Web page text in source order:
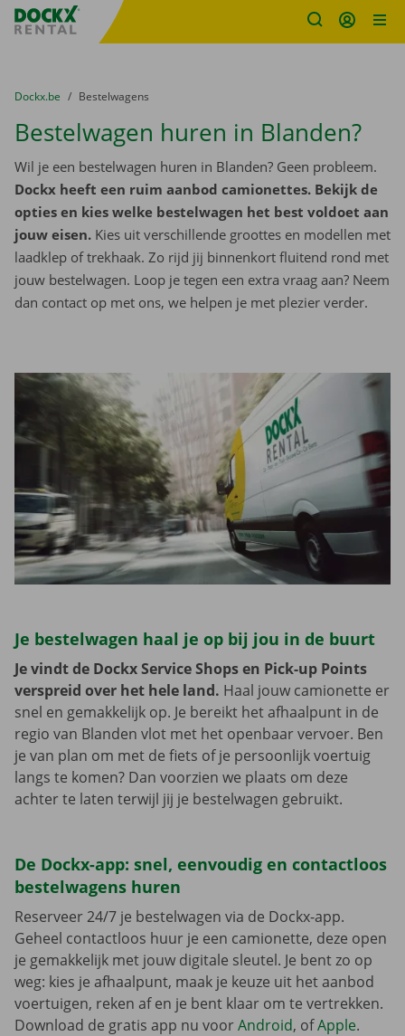
Fratello DEMO
U bevindt zich hier:
van
Dockx.be naar
Bestelwagens
Bestelwagen huren in Blanden?
Wil je een bestelwagen huren in Blanden? Geen probleem.
Dockx heeft een ruim aanbod camionettes. Bekijk de
opties en kies welke bestelwagen het best voldoet aan
jouw eisen. Kies uit verschillende groottes en modellen met
laadklep of trekhaak. Zo rijd jij binnenkort fluitend rond met
jouw bestelwagen. Loop je tegen een extra vraag aan? Neem
dan contact op met ons, we helpen je met plezier verder.
Je bestelwagen haal je op bij jou in de buurt
Je vindt de Dockx Service Shops en Pick-up Points
verspreid over het hele land. Haal jouw camionette er
snel en gemakkelijk op. Je bereikt het afhaalpunt in de
regio van Blanden vlot met het openbaar vervoer. Ben
je van plan om met de fiets of je persoonlijk voertuig
langs te komen? Dan voorzien we plaats om deze
achter te laten terwijl jij je bestelwagen gebruikt.
De Dockx-app: snel, eenvoudig en contactloos
bestelwagens huren
Reserveer 24/7 je bestelwagen via de Dockx-app.
Geheel contactloos huur je een camionette, deze open
je gemakkelijk met jouw digitale sleutel. Je bent zo op
weg: kies je afhaalpunt, maak je keuze uit het aanbod
voertuigen, reken af en je bent klaar om te vertrekken.
Download de gratis app nu voorAndroid, ofApple.